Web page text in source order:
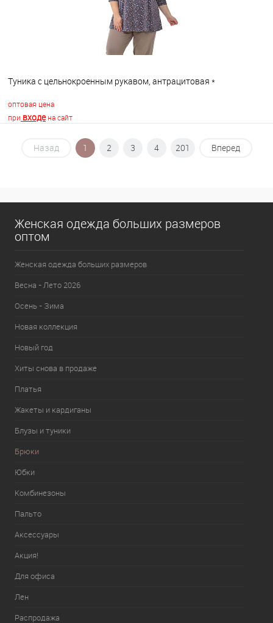
Туника с цельнокроенным рукавом, антрацитовая *
оптовая цена
при входена сайт
В корзину
Назад 1 2 3 4 201 Вперед
Женская одежда больших размеров
оптом
Женская одежда больших размеров
Весна - Лето 2026
Осень - Зима
Новая коллекция
Новый год
Хиты снова в продаже
Платья
Жакеты и кардиганы
Блузы и туники
Брюки
Юбки
Комбинезоны
Пальто
Аксессуары
Акция!
Для офиса
Лен
Распродажа